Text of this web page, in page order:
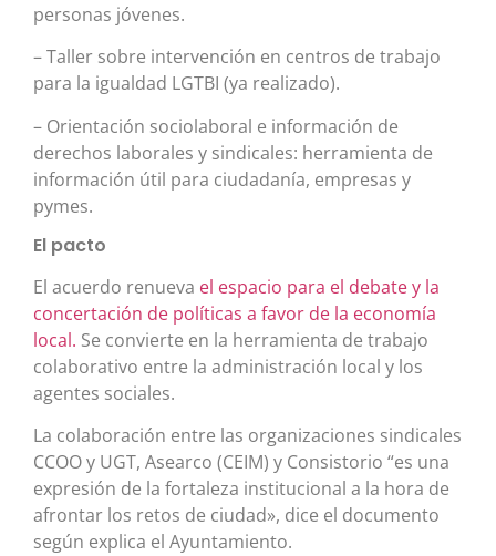
personas jóvenes.
– Taller sobre intervención en centros de trabajo
para la igualdad LGTBI (ya realizado).
– Orientación sociolaboral e información de
derechos laborales y sindicales: herramienta de
información útil para ciudadanía, empresas y
pymes.
El pacto
El acuerdo renueva el espacio para el debate y la
concertación de políticas a favor de la economía
local. Se convierte en la herramienta de trabajo
colaborativo entre la administración local y los
agentes sociales.
La colaboración entre las organizaciones sindicales
CCOO y UGT, Asearco (CEIM) y Consistorio “es una
expresión de la fortaleza institucional a la hora de
afrontar los retos de ciudad», dice el documento
según explica el Ayuntamiento.